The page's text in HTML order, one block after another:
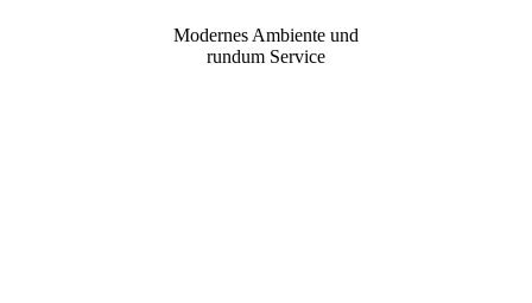
Modernes Ambiente und
rundum Service